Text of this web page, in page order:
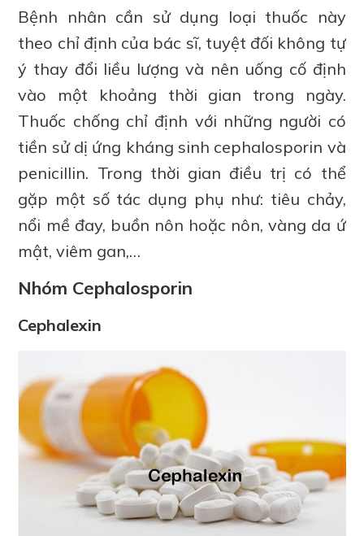
Bệnh nhân cần sử dụng loại thuốc này
theo chỉ định của bác sĩ, tuyệt đối không tự
ý thay đổi liều lượng và nên uống cố định
vào một khoảng thời gian trong ngày.
Thuốc chống chỉ định với những người có
tiền sử dị ứng kháng sinh cephalosporin và
penicillin. Trong thời gian điều trị có thể
gặp một số tác dụng phụ như: tiêu chảy,
nổi mề đay, buồn nôn hoặc nôn, vàng da ứ
mật, viêm gan,…
Nhóm Cephalosporin
Cephalexin